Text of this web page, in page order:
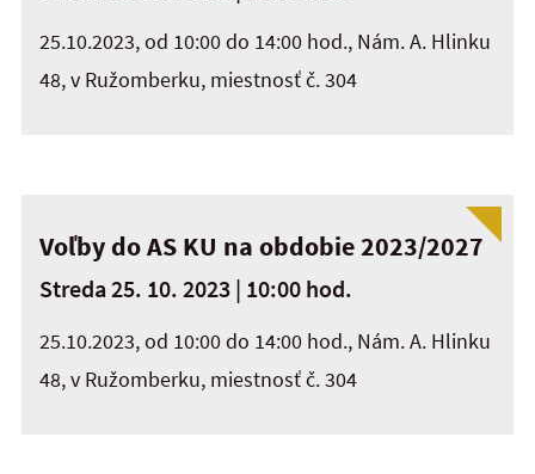
25.10.2023, od 10:00 do 14:00 hod., Nám. A. Hlinku
48, v Ružomberku, miestnosť č. 304
Voľby do AS KU na obdobie 2023/2027
Streda 25. 10. 2023 | 10:00 hod.
25.10.2023, od 10:00 do 14:00 hod., Nám. A. Hlinku
48, v Ružomberku, miestnosť č. 304